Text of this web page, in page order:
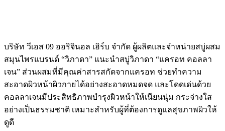
บริษัท วีเอส 09 ออริจินอล เฮิร์บ จำกัด ผู้ผลิตและจำหน่ายสบู่ผสม
สมุนไพรแบรนด์ “วิภาดา” แนะนำสบู่วิภาดา “แครอท คอลลา
เจน” ส่วนผสมที่มีคุณค่าสารสกัดจากแครอท ช่วยทำความ
สะอาดผิวหน้าผิวกายได้อย่างสะอาดหมดจด และโดดเด่นด้วย
คอลลาเจนมีประสิทธิภาพบำรุงผิวหน้าให้เนียนนุ่ม กระจ่างใส
อย่างเป็นธรรมชาติ เหมาะสำหรับผู้ที่ต้องการดูแลสุขภาพผิวให้
ดูดี